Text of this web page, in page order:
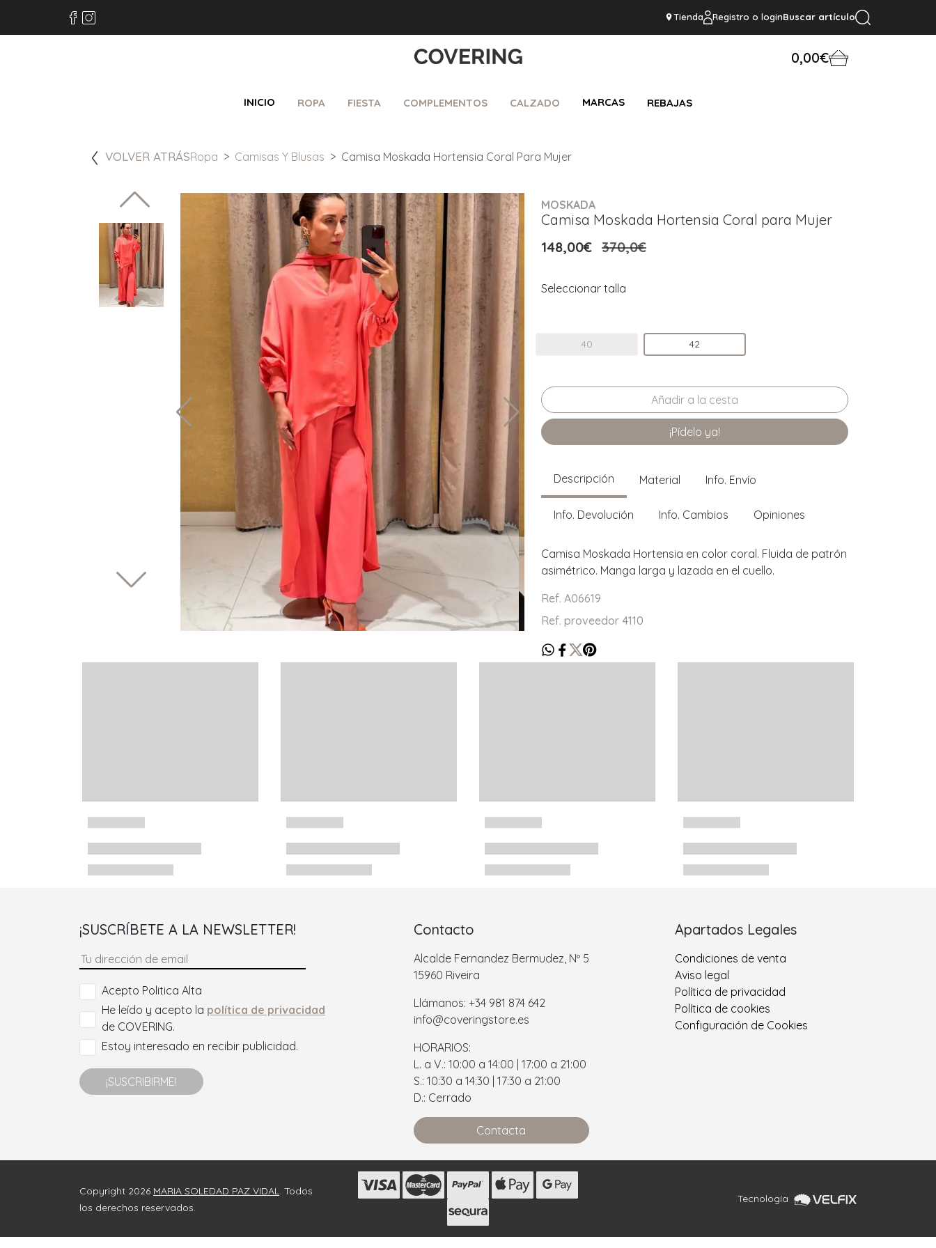
Tienda Registro o loginBuscar artículo
0,00€
INICIO ROPA FIESTA COMPLEMENTOS CALZADO MARCAS REBAJAS
VOLVER ATRÁSRopa Camisas Y Blusas Camisa Moskada Hortensia Coral Para Mujer
MOSKADA
Camisa Moskada Hortensia Coral para Mujer
148,00€ 370,0€
Seleccionar talla
40 42
¡Pídelo ya!
Descripción Material Info. Envío
Info. Devolución Info. Cambios Opiniones
Camisa Moskada Hortensia en color coral. Fluida de patrón
asimétrico. Manga larga y lazada en el cuello.
Ref. A06619
Ref. proveedor 4110
¡SUSCRÍBETE A LA NEWSLETTER!
Acepto Politica Alta
He leído y acepto la política de privacidad
de COVERING.
Estoy interesado en recibir publicidad.
¡SUSCRIBIRME!
Contacto
Alcalde Fernandez Bermudez, Nº 5
15960 Riveira
Llámanos: +34 981 874 642
info@coveringstore.es
HORARIOS:
L. a V.: 10:00 a 14:00 | 17:00 a 21:00
S.: 10:30 a 14:30 | 17:30 a 21:00
D.: Cerrado
Contacta
Apartados Legales
Condiciones de venta
Aviso legal
Política de privacidad
Política de cookies
Configuración de Cookies
Copyright 2026 MARIA SOLEDAD PAZ VIDAL. Todos
los derechos reservados.
Tecnología